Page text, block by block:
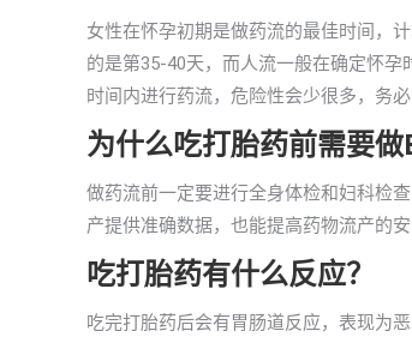
女性在怀孕初期是做药流的最佳时间，
的是第35-40天，而人流一般在确定怀
时间内进行药流，危险性会少很多，务
为什么吃打胎药前需要做
做药流前一定要进行全身体检和妇科检
产提供准确数据，也能提高药物流产的安
吃打胎药有什么反应？
吃完打胎药后会有胃肠道反应，表现为